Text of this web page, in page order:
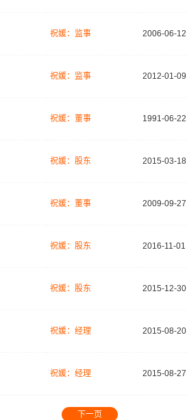
祝媛：监事 2006-06-12
祝媛：监事 2012-01-09
祝媛：董事 1991-06-22
祝媛：股东 2015-03-18
祝媛：董事 2009-09-27
祝媛：股东 2016-11-01
祝媛：股东 2015-12-30
祝媛：经理 2015-08-20
祝媛：经理 2015-08-27
下一页